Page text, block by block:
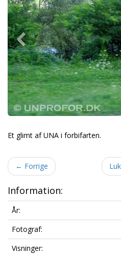
Et glimt af UNA i forbifarten.
← Forrige Luk
Information:
År:
Fotograf:
Visninger: